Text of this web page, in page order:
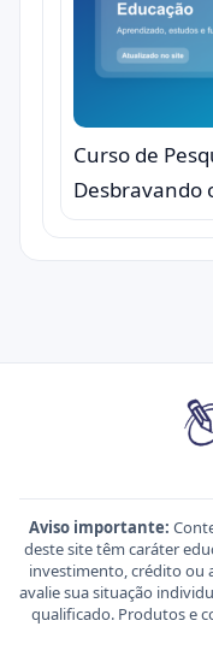
Curso de
Desbravando
Aviso importante:
deste site têm caráter
investimento, crédito ou
avalie sua situação
qualificado. Produtos e